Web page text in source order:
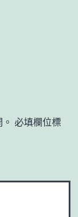
必填欄位標